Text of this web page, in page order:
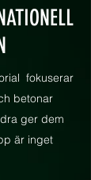
fokuserar
betonar
ger dem
är inget